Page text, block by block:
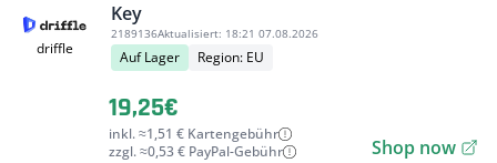
driffle
Key
2189136Aktualisiert: 18:21 07.08.2026
Auf Lager Region: EU
19,25€
inkl. ≈1,51 € Kartengebühr
zzgl. ≈0,53 € PayPal-Gebühr
Shop now